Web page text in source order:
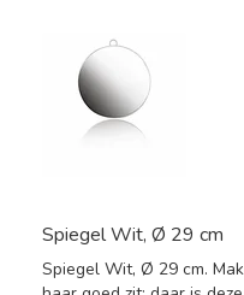
Spiegel Wit, Ø 29 cm
Spiegel Wit, Ø 29 cm.